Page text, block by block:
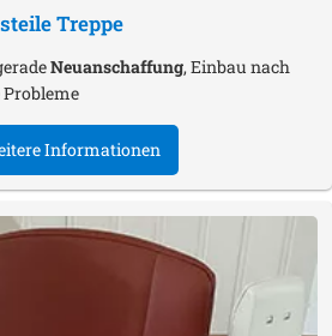
Treppe
Neuanschaffung, Einbau nach
Informationen